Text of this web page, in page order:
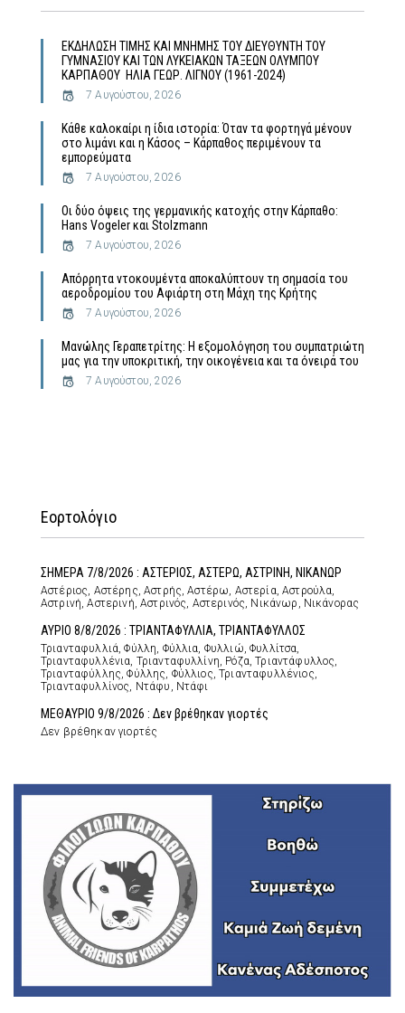
ΕΚΔΗΛΩΣΗ ΤΙΜΗΣ ΚΑΙ ΜΝΗΜΗΣ ΤΟΥ ΔΙΕΥΘΥΝΤΗ ΤΟΥ
ΓΥΜΝΑΣΙΟΥ ΚΑΙ ΤΩΝ ΛΥΚΕΙΑΚΩΝ ΤΑΞΕΩΝ ΟΛΥΜΠΟΥ
ΚΑΡΠΑΘΟΥ ΗΛΙΑ ΓΕΩΡ. ΛΙΓΝΟΥ (1961-2024)
7 Αυγούστου, 2026
Κάθε καλοκαίρι η ίδια ιστορία: Όταν τα φορτηγά μένουν
στο λιμάνι και η Κάσος – Κάρπαθος περιμένουν τα
εμπορεύματα
7 Αυγούστου, 2026
Οι δύο όψεις της γερμανικής κατοχής στην Κάρπαθο:
Hans Vogeler και Stolzmann
7 Αυγούστου, 2026
Απόρρητα ντοκουμέντα αποκαλύπτουν τη σημασία του
αεροδρομίου του Αφιάρτη στη Μάχη της Κρήτης
7 Αυγούστου, 2026
Μανώλης Γεραπετρίτης: Η εξομολόγηση του συμπατριώτη
μας για την υποκριτική, την οικογένεια και τα όνειρά του
7 Αυγούστου, 2026
Εορτολόγιο
ΣΗΜΕΡΑ 7/8/2026 : ΑΣΤΕΡΙΟΣ, ΑΣΤΕΡΩ, ΑΣΤΡΙΝΗ, ΝΙΚΑΝΩΡ
Αστέριος, Αστέρης, Αστρής, Αστέρω, Αστερία, Αστρούλα,
Αστρινή, Αστερινή, Αστρινός, Αστερινός, Νικάνωρ, Νικάνορας
ΑΥΡΙΟ 8/8/2026 : ΤΡΙΑΝΤΑΦΥΛΛΙΑ, ΤΡΙΑΝΤΑΦΥΛΛΟΣ
Τριανταφυλλιά, Φύλλη, Φύλλια, Φυλλιώ, Φυλλίτσα,
Τριανταφυλλένια, Τριανταφυλλίνη, Ρόζα, Τριαντάφυλλος,
Τριανταφύλλης, Φύλλης, Φύλλιος, Τριανταφυλλένιος,
Τριανταφυλλίνος, Ντάφυ, Ντάφι
ΜΕΘΑΥΡΙΟ 9/8/2026 : Δεν βρέθηκαν γιορτές
Δεν βρέθηκαν γιορτές